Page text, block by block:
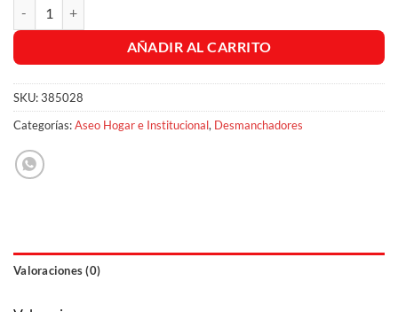
AÑADIR AL CARRITO
SKU:385028
Categorías:Aseo Hogar e Institucional, Desmanchadores
Valoraciones (0)